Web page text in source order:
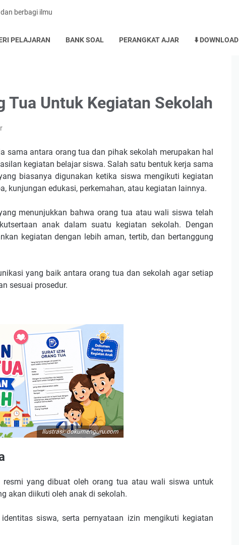
berbagi ilmu
PELAJARAN BANK SOAL PERANGKAT AJAR ⬇️ DOWNLOAD
Tua Untuk Kegiatan Sekolah
sama antara orang tua dan pihak sekolah merupakan hal
kegiatan belajar siswa. Salah satu bentuk kerja sama
biasanya digunakan ketika siswa mengikuti kegiatan
kunjungan edukasi, perkemahan, atau kegiatan lainnya.
menunjukkan bahwa orang tua atau wali siswa telah
anak dalam suatu kegiatan sekolah. Dengan
kegiatan dengan lebih aman, tertib, dan bertanggung
yang baik antara orang tua dan sekolah agar setiap
sesuai prosedur.
Sekolah
Ilustrasi: dokumenguru.com
yang dibuat oleh orang tua atau wali siswa untuk
akan diikuti oleh anak di sekolah.
siswa, serta pernyataan izin mengikuti kegiatan